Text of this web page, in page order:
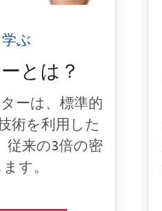
学ぶ
とは？
ターは、標準的
術を利用した
従来の3倍の密
す。